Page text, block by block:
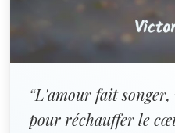
“L'amour fait
pour réchauffer le